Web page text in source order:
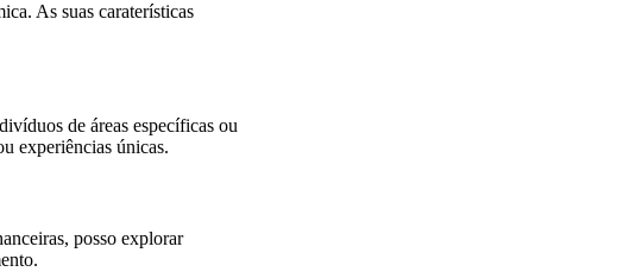
As suas caraterísticas
de áreas específicas ou
experiências únicas.
posso explorar